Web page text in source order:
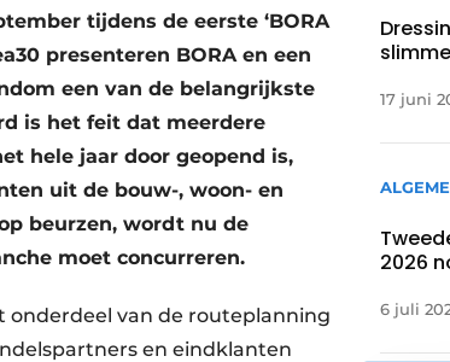
tijdens de eerste ‘BORA
presenteren BORA en een
een van de belangrijkste
is het feit dat meerdere
hele jaar door geopend is,
uit de bouw-, woon- en
beurzen, wordt nu de
moet concurreren.
onderdeel van de routeplanning
en eindklanten
17 juni
2026
6 juli